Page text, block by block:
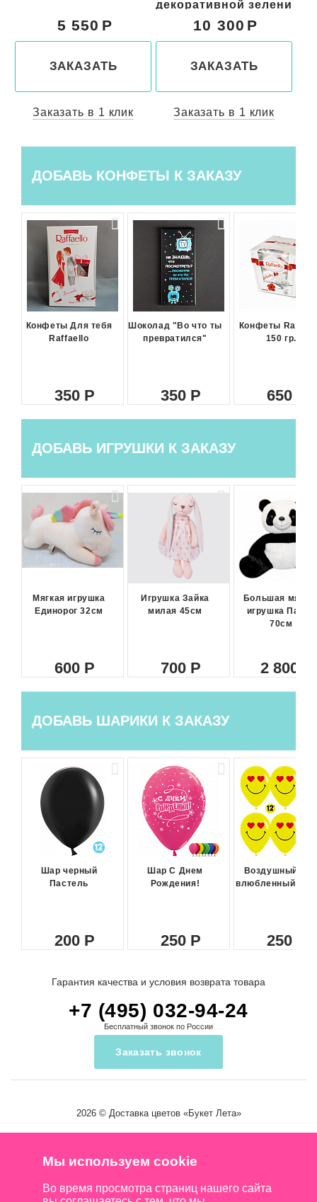
5 550
ЗАКАЗАТЬ
Заказать в 1 клик
декоративной зелени
10 300
ЗАКАЗАТЬ
Заказать в 1 клик
ДОБАВЬ КОНФЕТЫ К ЗАКАЗУ
Конфеты Для тебя
Raffaello
350
Шоколад "Во что ты
превратился"
350
Конфеты
150 гр.
650
ДОБАВЬ ИГРУШКИ К ЗАКАЗУ
Мягкая игрушка
Единорог 32см
600
Игрушка Зайка
милая 45см
700
Большая
игрушка Панда
70см
2 800
ДОБАВЬ ШАРИКИ К ЗАКАЗУ
Шар черный
Пастель
200
Шар С Днем
Рождения!
250
Воздушный
влюбленный
250
Гарантия качества и условия возврата товара
+7 (495) 032-94-24
Бесплатный звонок по России
Заказать звонок
2026 © Доставка цветов«Букет Лета»
Мы используем cookie
Во время просмотра страниц нашего сайта